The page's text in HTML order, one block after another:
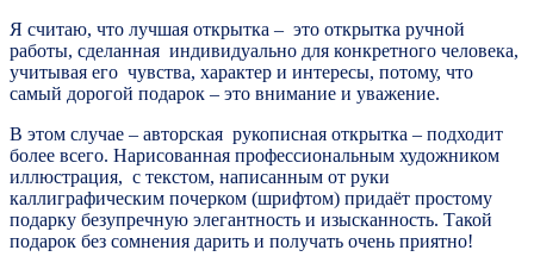
Я считаю, что лучшая открытка – это открытка ручной
работы, сделанная индивидуально для конкретного человека,
учитывая его чувства, характер и интересы, потому, что
самый дорогой подарок – это внимание и уважение.
В этом случае – авторская рукописная открытка – подходит
более всего. Нарисованная профессиональным художником
иллюстрация, с текстом, написанным от руки
каллиграфическим почерком (шрифтом) придаёт простому
подарку безупречную элегантность и изысканность. Такой
подарок без сомнения дарить и получать очень приятно!